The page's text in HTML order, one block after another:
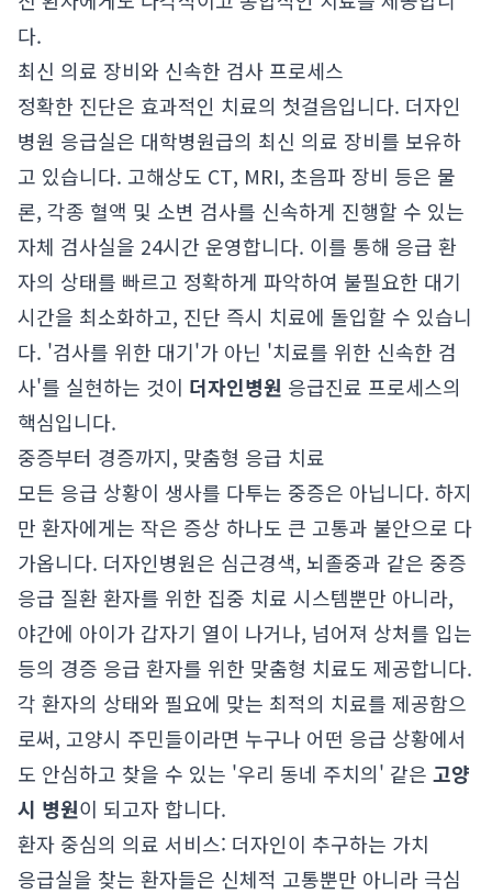
다.
최신 의료 장비와 신속한 검사 프로세스
정확한 진단은 효과적인 치료의 첫걸음입니다. 더자인
병원 응급실은 대학병원급의 최신 의료 장비를 보유하
고 있습니다. 고해상도 CT, MRI, 초음파 장비 등은 물
론, 각종 혈액 및 소변 검사를 신속하게 진행할 수 있는
자체 검사실을 24시간 운영합니다. 이를 통해 응급 환
자의 상태를 빠르고 정확하게 파악하여 불필요한 대기
시간을 최소화하고, 진단 즉시 치료에 돌입할 수 있습니
다. '검사를 위한 대기'가 아닌 '치료를 위한 신속한 검
사'를 실현하는 것이 더자인병원 응급진료 프로세스의
핵심입니다.
중증부터 경증까지, 맞춤형 응급 치료
모든 응급 상황이 생사를 다투는 중증은 아닙니다. 하지
만 환자에게는 작은 증상 하나도 큰 고통과 불안으로 다
가옵니다. 더자인병원은 심근경색, 뇌졸중과 같은 중증
응급 질환 환자를 위한 집중 치료 시스템뿐만 아니라,
야간에 아이가 갑자기 열이 나거나, 넘어져 상처를 입는
등의 경증 응급 환자를 위한 맞춤형 치료도 제공합니다.
각 환자의 상태와 필요에 맞는 최적의 치료를 제공함으
로써, 고양시 주민들이라면 누구나 어떤 응급 상황에서
도 안심하고 찾을 수 있는 '우리 동네 주치의' 같은 고양
시 병원이 되고자 합니다.
환자 중심의 의료 서비스: 더자인이 추구하는 가치
응급실을 찾는 환자들은 신체적 고통뿐만 아니라 극심